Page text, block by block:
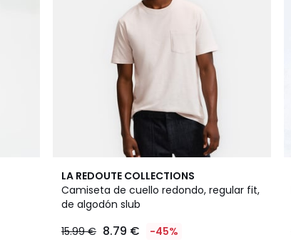
LA REDOUTE COLLECTIONS
Camiseta de cuello redondo, regular fit,
de algodón slub
15.99 € 8.79 € -45%
4,7
/ 5
3
Colores